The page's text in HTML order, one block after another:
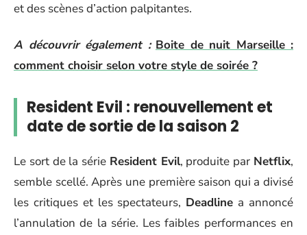
et des scènes d’action palpitantes.
A découvrir également : Boite de nuit Marseille :
comment choisir selon votre style de soirée ?
Resident Evil : renouvellement et
date de sortie de la saison 2
Le sort de la série Resident Evil, produite par Netflix,
semble scellé. Après une première saison qui a divisé
les critiques et les spectateurs, Deadline a annoncé
l’annulation de la série. Les faibles performances en